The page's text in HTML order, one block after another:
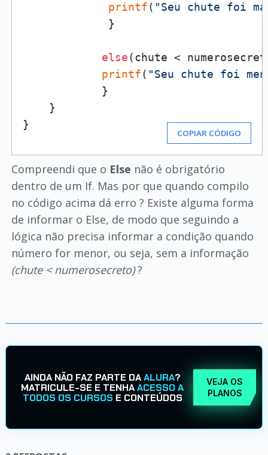
printf( "Seu chute foi
             }
else(chute <
printf( "Seu chute foi
            }
    }
}
COPIAR CÓDIGO
Compreendi que o Else não é obrigatório
dentro de um If. Mas por que quando compilo
no código acima dá erro ? Existe alguma forma
de informar o Else, de modo que seguindo a
lógica não precisa informar a condição quando
número for menor, ou seja, sem a informação
(chute < numerosecreto)?
AINDA NÃO FAZ PARTE DAALURA?
MATRICULE-SE E TENHAACESSO A
TODOS OS CURSOS E CONTEÚDOS
VEJA OS
PLANOS